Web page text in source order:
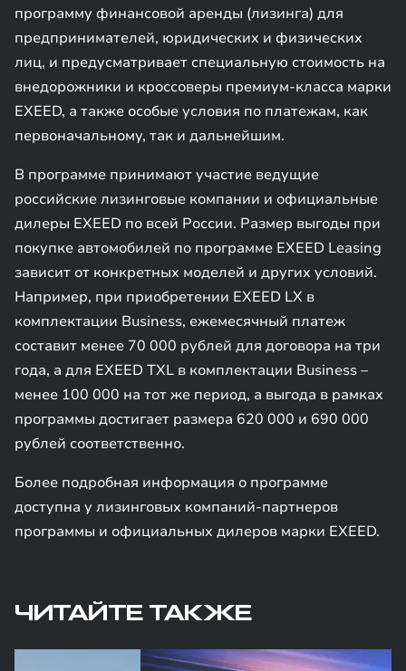
программу финансовой аренды (лизинга) для
предпринимателей, юридических и физических
лиц, и предусматривает специальную стоимость на
внедорожники и кроссоверы премиум-класса марки
EXEED, а также особые условия по платежам, как
первоначальному, так и дальнейшим.
В программе принимают участие ведущие
российские лизинговые компании и официальные
дилеры EXEED по всей России. Размер выгоды при
покупке автомобилей по программе EXEED Leasing
зависит от конкретных моделей и других условий.
Например, при приобретении EXEED LX в
комплектации Business, ежемесячный платеж
составит менее 70 000 рублей для договора на три
года, а для EXEED TXL в комплектации Business –
менее 100 000 на тот же период, а выгода в рамках
программы достигает размера 620 000 и 690 000
рублей соответственно.
Более подробная информация о программе
доступна у лизинговых компаний-партнеров
программы и официальных дилеров марки EXEED.
ЧИТАЙТЕ ТАКЖЕ